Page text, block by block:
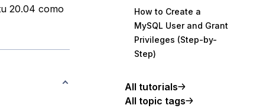
20.04 como
How to Create a
MySQL User and Grant
Privileges (Step-by-
Step)
All tutorials
All topic tags